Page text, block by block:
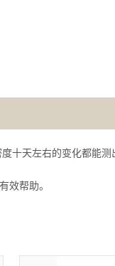
十天左右的变化都能
效帮助。